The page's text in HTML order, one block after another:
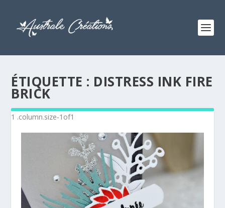
ÉTIQUETTE : DISTRESS INK FIRE
BRICK